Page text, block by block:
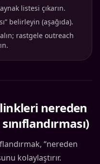
listesi çıkarın.
belirleyin (aşağıda).
rastgele outreach
nereden
“nereden
kolaylaştırır.